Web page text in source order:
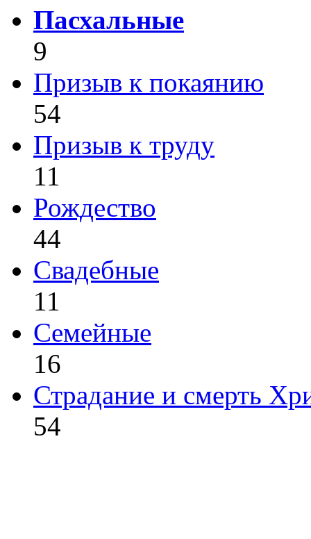
Пасхальные
9
Призыв к покаянию
54
Призыв к труду
11
Рождество
44
Свадебные
11
Семейные
16
Страдание и смерть
54